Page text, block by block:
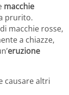
macchie
prurito.
macchie rosse,
a chiazze,
eruzione
causare altri